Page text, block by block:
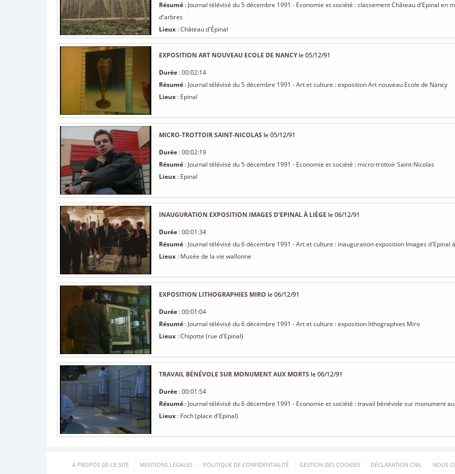
Résumé : Journal télévisé du 5 décembre 1991 - Economie et société : classement Château d'Epinal en
d'arbres
Lieux : Château d'Épinal
EXPOSITION ART NOUVEAU ECOLE DE NANCYle 05/12/91
Durée : 00:02:14
Résumé : Journal télévisé du 5 décembre 1991 - Art et culture : exposition Art nouveau Ecole de Nancy
Lieux : Epinal
MICRO-TROTTOIR SAINT-NICOLAS le 05/12/91
Durée : 00:02:19
Résumé : Journal télévisé du 5 décembre 1991 - Economie et société : micro-trottoir Saint-Nicolas
Lieux : Epinal
INAUGURATION EXPOSITION IMAGES D'EPINAL À LIÈGE le 06/12/91
Durée : 00:01:34
Résumé : Journal télévisé du 6 décembre 1991 - Art et culture : inauguration exposition Images d'Epinal
Lieux : Musée de la vie wallonne
EXPOSITION LITHOGRAPHIES MIRO le 06/12/91
Durée : 00:01:04
Résumé : Journal télévisé du 6 décembre 1991 - Art et culture : exposition lithographies Miro
Lieux : Chipotte (rue d'Epinal)
TRAVAIL BÉNÉVOLE SUR MONUMENT AUX MORTS le 06/12/91
Durée : 00:01:54
Résumé : Journal télévisé du 6 décembre 1991 - Economie et société : travail bénévole sur monument
Lieux : Foch (place d'Epinal)
A PROPOS DE CE SITE MENTIONS LÉGALES POLITIQUE DE CONFIDENTIALITÉ GESTION DES COOKIES DÉCLARATION CNIL NOUS